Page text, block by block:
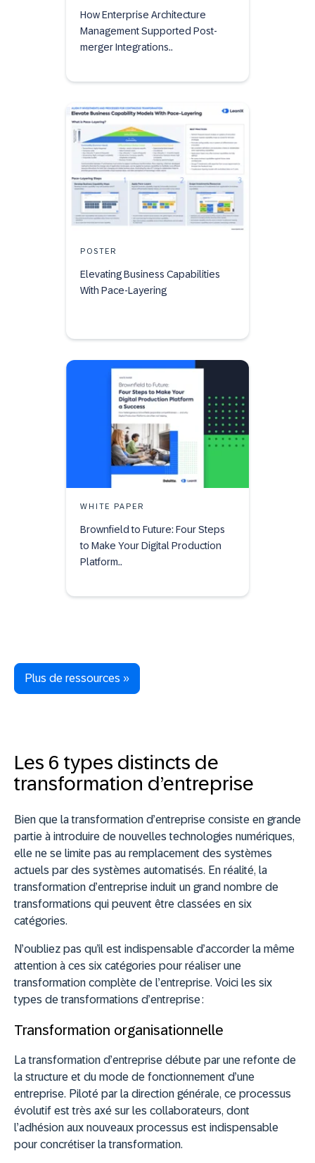
How Enterprise Architecture
Management Supported Post-
merger Integrations..
POSTER
Elevating Business Capabilities
With Pace-Layering
WHITE PAPER
Brownfield to Future: Four Steps
to Make Your Digital Production
Platform..
Plus de ressources »
Les 6 types distincts de
transformation d’entreprise
Bien que la transformation d’entreprise consiste en grande
partie à introduire de nouvelles technologies numériques,
elle ne se limite pas au remplacement des systèmes
actuels par des systèmes automatisés. En réalité, la
transformation d’entreprise induit un grand nombre de
transformations qui peuvent être classées en six
catégories.
N’oubliez pas qu’il est indispensable d’accorder la même
attention à ces six catégories pour réaliser une
transformation complète de l’entreprise. Voici les six
types de transformations d’entreprise :
Transformation organisationnelle
La transformation d’entreprise débute par une refonte de
la structure et du mode de fonctionnement d’une
entreprise. Piloté par la direction générale, ce processus
évolutif est très axé sur les collaborateurs, dont
l’adhésion aux nouveaux processus est indispensable
pour concrétiser la transformation.